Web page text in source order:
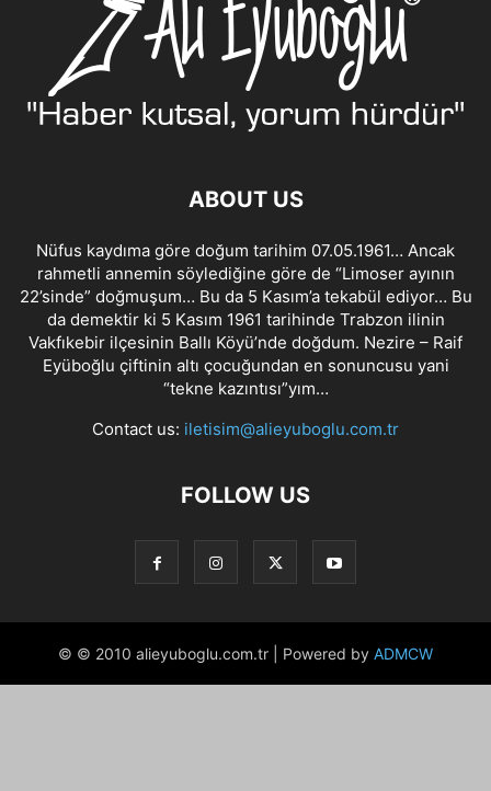
ABOUT US
Nüfus kaydıma göre doğum tarihim 07.05.1961… Ancak
rahmetli annemin söylediğine göre de “Limoser ayının
22’sinde” doğmuşum… Bu da 5 Kasım’a tekabül ediyor… Bu
da demektir ki 5 Kasım 1961 tarihinde Trabzon ilinin
Vakfıkebir ilçesinin Ballı Köyü’nde doğdum. Nezire – Raif
Eyüboğlu çiftinin altı çocuğundan en sonuncusu yani
“tekne kazıntısı”yım…
Contact us: iletisim@alieyuboglu.com.tr
FOLLOW US
© © 2010 alieyuboglu.com.tr | Powered by ADMCW